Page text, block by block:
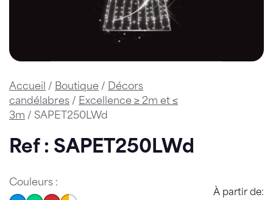
Accueil / Boutique / Décors
candélabres / Excellence ≥ 2m et ≤
3m / SAPET250LWd
Ref : SAPET250LWd
Couleurs :
À partir de: